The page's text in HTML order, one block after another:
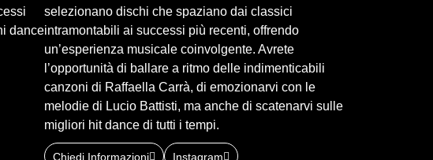
dance
selezionano dischi che spaziano dai classici
intramontabili ai successi più recenti, offrendo
un’esperienza musicale coinvolgente. Avrete
l’opportunità di ballare a ritmo delle indimenticabili
canzoni di Raffaella Carrà, di emozionarvi con le
melodie di Lucio Battisti, ma anche di scatenarvi sulle
migliori hit dance di tutti i tempi.
Chiedi Informazioni Instagram